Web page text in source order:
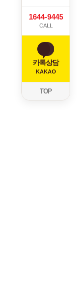
1644-9445
CALL
카톡상담
KAKAO
TOP